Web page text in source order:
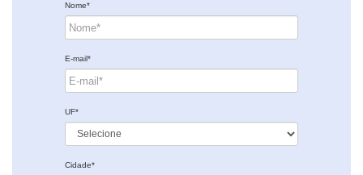
Nome*
E-mail*
UF*
Cidade*